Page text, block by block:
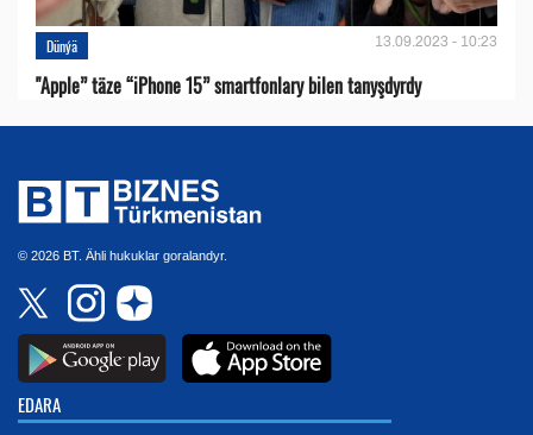
Dünýä 13.09.2023 - 10:23
"Apple” täze “iPhone 15” smartfonlary bilen tanyşdyrdy
© 2026 BT. Ähli hukuklar goralandyr.
EDARA